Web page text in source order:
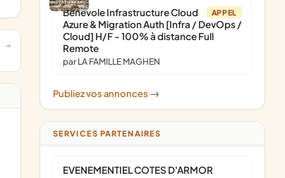
APPEL
Bénévole Infrastructure Cloud
Azure & Migration Auth [Infra / DevOps /
Cloud] H/F - 100% à distance Full
Remote
par LA FAMILLE MAGHEN
Publiez vos annonces ->
SERVICES PARTENAIRES
EVENEMENTIEL COTES D'ARMOR